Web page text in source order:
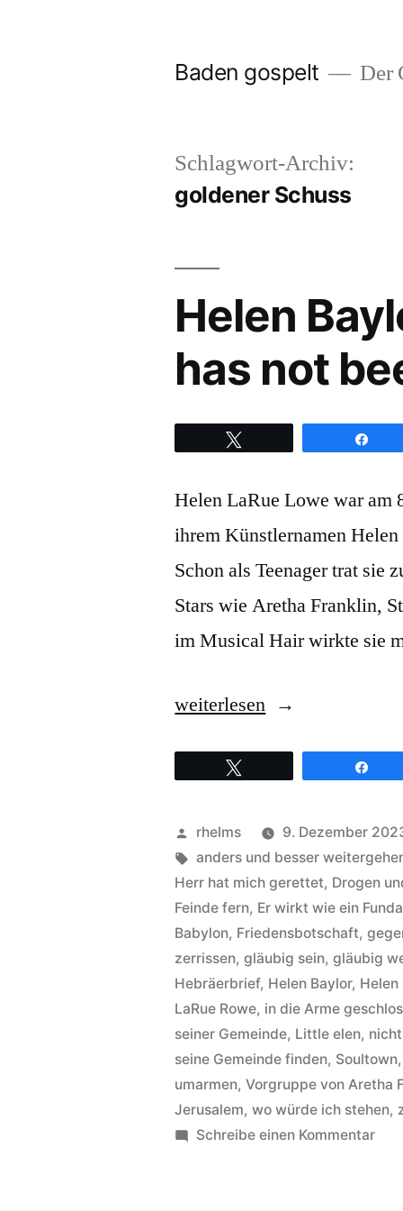
Baden gospelt Der
Schlagwort-Archiv:
goldener Schuss
Helen
has not
Helen LaRue Lowe war am
ihrem Künstlernamen
Schon als Teenager trat sie
Stars wie Aretha Franklin,
im Musical Hair wirkte sie
„Helen
–
zum
Titel
If
it
has
not
been
(for
the
weiterlesen
Veröffentlicht
von
rhelms 9. Dezember
Schlagwörter:
anders und besser
Herr hat mich gerettet, Drogen
Feinde fern, Er wirkt wie ein
Babylon, Friedensbotschaft,
zerrissen,gläubig sein,gläubig
Hebräerbrief, Helen Baylor,
LaRue Rowe, in die Arme
seiner Gemeinde, Little elen,
seine Gemeinde finden, Soultown,
umarmen,Vorgruppe von Aretha
Jerusalem,wo würde ich stehen,
Schreibe einen Kommentarzu